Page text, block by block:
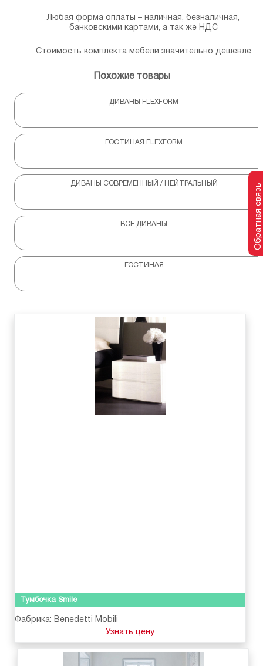
Любая форма оплаты – наличная, безналичная,
банковскими картами, а так же НДС
Стоимость комплекта мебели значительно дешевле
Похожие товары
ДИВАНЫ FLEXFORM
ГОСТИНАЯ FLEXFORM
ДИВАНЫ СОВРЕМЕННЫЙ / НЕЙТРАЛЬНЫЙ
ВСЕ ДИВАНЫ
ГОСТИНАЯ
Тумбочка Smile
Фабрика: Benedetti Mobili
Узнать цену
Обратная связь